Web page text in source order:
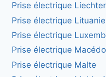
Prise électrique
Prise électrique Lituanie
Prise électrique
Prise électrique
Prise électrique Malte